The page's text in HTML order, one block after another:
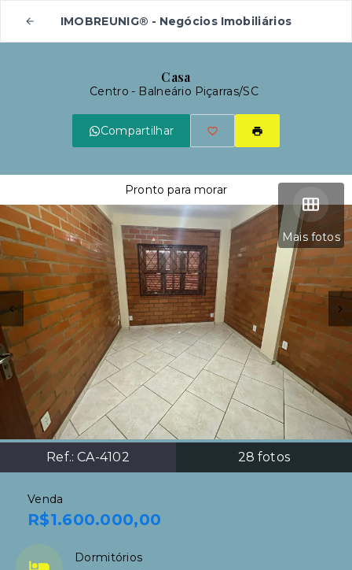
IMOBREUNIG® - Negócios Imobiliários
Casa
Centro - Balneário Piçarras/SC
Compartilhar
Mais fotos
Ref.: CA-4102 28 fotos
Pronto para morar
Venda
R$1.600.000,00
Dormitórios